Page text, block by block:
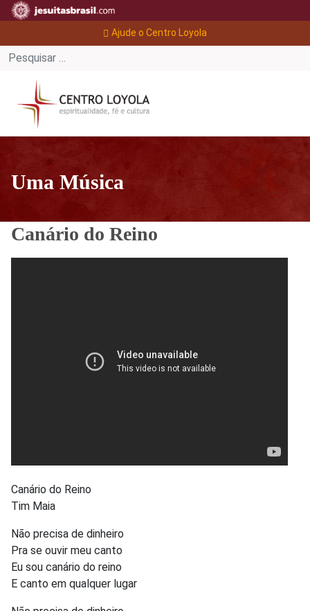
Ajude o Centro Loyola
Uma Música
Canário do Reino
Canário do Reino
Tim Maia
Não precisa de dinheiro
Pra se ouvir meu canto
Eu sou canário do reino
E canto em qualquer lugar